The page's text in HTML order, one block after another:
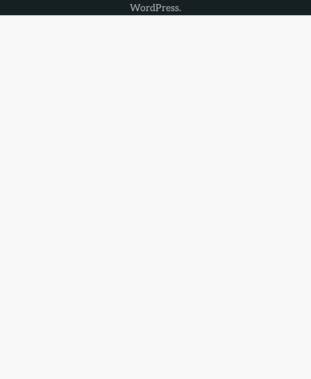
WordPress.